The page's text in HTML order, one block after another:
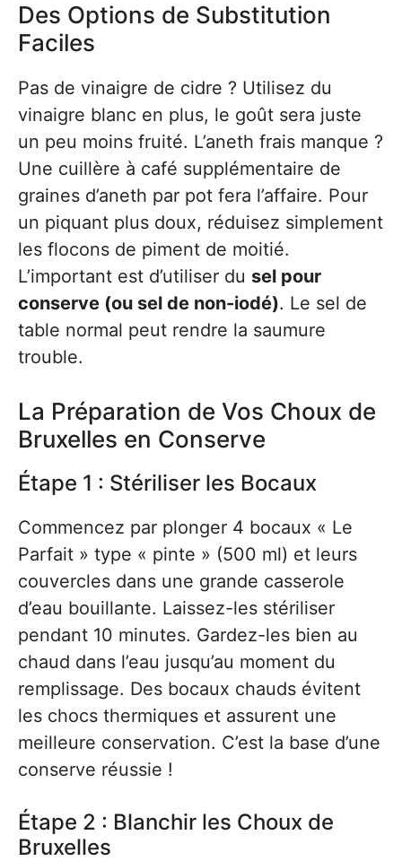
Des Options de Substitution
Faciles
Pas de vinaigre de cidre ? Utilisez du
vinaigre blanc en plus, le goût sera juste
un peu moins fruité. L’aneth frais manque ?
Une cuillère à café supplémentaire de
graines d’aneth par pot fera l’affaire. Pour
un piquant plus doux, réduisez simplement
les flocons de piment de moitié.
L’important est d’utiliser du sel pour
conserve (ou sel de non-iodé). Le sel de
table normal peut rendre la saumure
trouble.
La Préparation de Vos Choux de
Bruxelles en Conserve
Étape 1 : Stériliser les Bocaux
Commencez par plonger 4 bocaux « Le
Parfait » type « pinte » (500 ml) et leurs
couvercles dans une grande casserole
d’eau bouillante. Laissez-les stériliser
pendant 10 minutes. Gardez-les bien au
chaud dans l’eau jusqu’au moment du
remplissage. Des bocaux chauds évitent
les chocs thermiques et assurent une
meilleure conservation. C’est la base d’une
conserve réussie !
Étape 2 : Blanchir les Choux de
Bruxelles